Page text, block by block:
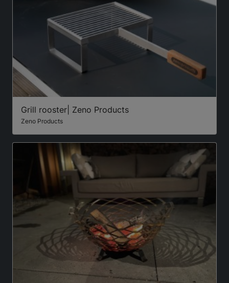
Grill rooster| Zeno Products
Zeno Products